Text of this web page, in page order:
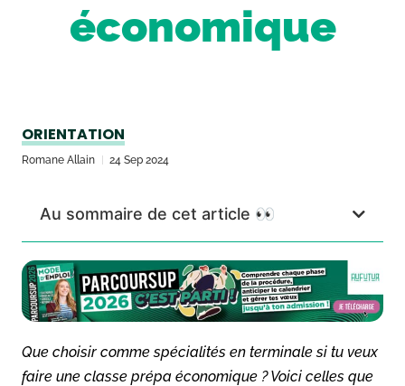
économique
ORIENTATION
Romane Allain 24 Sep 2024
Au sommaire de cet article 👀
Que choisir comme spécialités en terminale si tu veux
faire une classe prépa économique ? Voici celles que